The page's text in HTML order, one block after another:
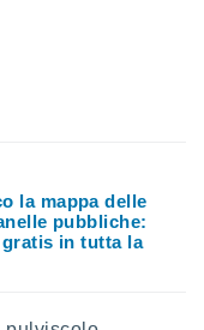
la mappa delle
pubbliche:
in tutta la